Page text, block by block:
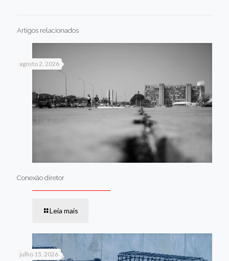
Artigos relacionados
agosto 2, 2026
Conexão diretor
Leia mais
julho 15, 2026